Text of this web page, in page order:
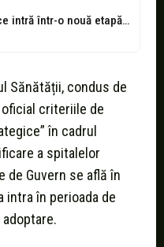
Reclasificarea spitalelor publice intră într-o nouă etapă: Ministerul Sănătății lansează criteriile pentru...
Sănătății, condus de
oficial criteriile de
în cadrul
a spitalelor
de Guvern se află în
intra în perioada de